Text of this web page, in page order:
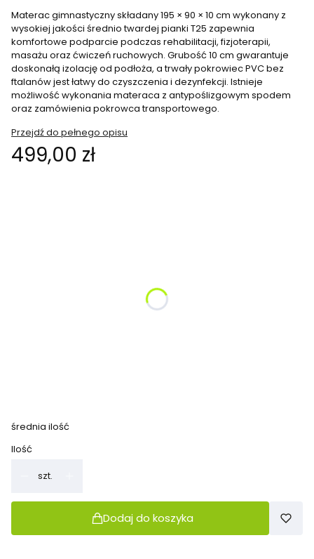
Materac gimnastyczny składany 195 × 90 × 10 cm wykonany z
wysokiej jakości średnio twardej pianki T25 zapewnia
komfortowe podparcie podczas rehabilitacji, fizjoterapii,
masażu oraz ćwiczeń ruchowych. Grubość 10 cm gwarantuje
doskonałą izolację od podłoża, a trwały pokrowiec PVC bez
ftalanów jest łatwy do czyszczenia i dezynfekcji. Istnieje
możliwość wykonania materaca z antypoślizgowym spodem
oraz zamówienia pokrowca transportowego.
Przejdź do pełnego opisu
Cena
499,00 zł
Pokrowiec transportowy (Kodura)
średnia ilość
Ilość
szt.
Dodaj do koszyka